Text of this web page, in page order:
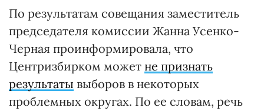
По результатам совещания заместитель
председателя комиссии Жанна Усенко-
Черная проинформировала, что
Центризбирком может не признать
результаты выборов в некоторых
проблемных округах. По ее словам, речь